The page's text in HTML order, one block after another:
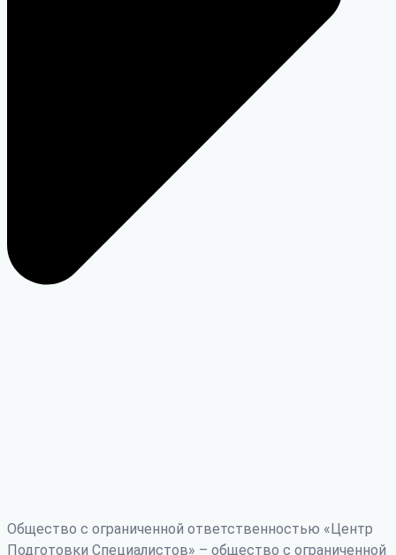
Общество с ограниченной ответственностью «Центр
Подготовки Специалистов» – общество с ограниченной